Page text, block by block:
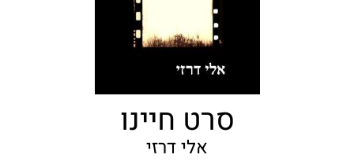
סרט חיינו
אלי דרזי